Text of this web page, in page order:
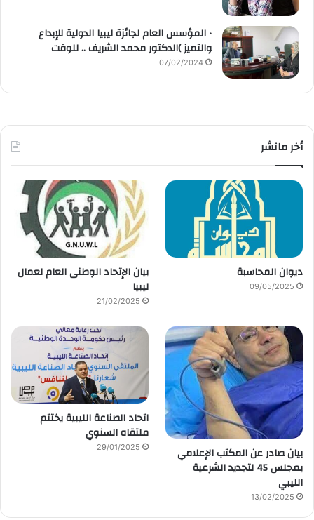
• المؤسس العام لجائزة ليبيا الدولية للإبداع
والتميز )الدكتور محمد الشريف .. للوقت
07/02/2024
أخر مانشر
ديوان المحاسبة
09/05/2025
بيان الإتحاد الوطنى العام لعمال
ليبيا
21/02/2025
بيان صادر عن المكتب الإعلامي
بمجلس 45 لتجديد الشرعية
الليبي
13/02/2025
اتحاد الصناعة الليبية يختتم
ملتقاه السنوي
29/01/2025